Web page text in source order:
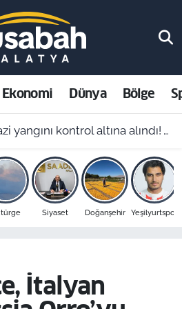
Ekonomi Dünya Bölge
kontrol altına alındı! Vali Yavuz'dan çağrı
Siyaset Doğanşehir Yeşilyurtspor
İtalyan
Eczaneler
Haritası
ve Fikstür